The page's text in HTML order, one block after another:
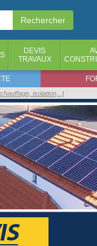
DEVIS
TRAVAUX
isolation,..)